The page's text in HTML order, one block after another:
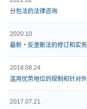
分包法的法律咨询
2020.10
最新・反垄断法的修订和实
2018.08.24
滥用优势地位的规制和针对
2017.07.21